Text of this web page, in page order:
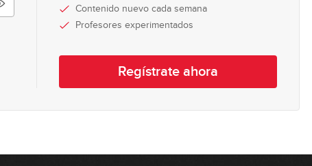
Contenido nuevo cada semana
Profesores experimentados
Regístrate ahora